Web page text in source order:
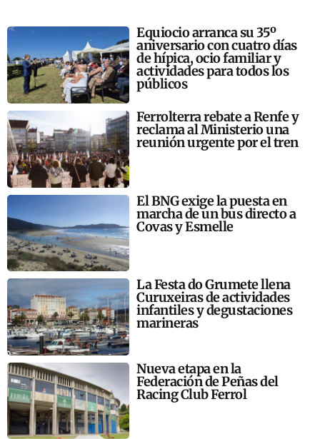
Equiocio arranca su 35º
aniversario con cuatro días
de hípica, ocio familiar y
actividades para todos los
públicos
Ferrolterra rebate a Renfe y
reclama al Ministerio una
reunión urgente por el tren
El BNG exige la puesta en
marcha de un bus directo a
Covas y Esmelle
La Festa do Grumete llena
Curuxeiras de actividades
infantiles y degustaciones
marineras
Nueva etapa en la
Federación de Peñas del
Racing Club Ferrol